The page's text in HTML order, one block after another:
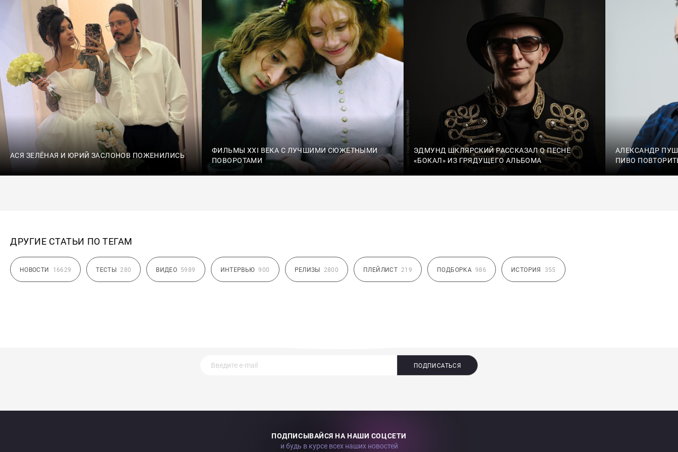
АСЯ ЗЕЛЁНАЯ И ЮРИЙ ЗАСЛОНОВ ПОЖЕНИЛИСЬ
ФИЛЬМЫ XXI ВЕКА С ЛУЧШИМИ СЮЖЕТНЫМИ
ПОВОРОТАМИ
ЭДМУНД ШКЛЯРСКИЙ РАССКАЗАЛ О ПЕСНЕ
«БОКАЛ» ИЗ ГРЯДУЩЕГО АЛЬБОМА
АЛЕКСАНДР
ПИВО
ДРУГИЕ СТАТЬИ ПО ТЕГАМ
НОВОСТИ 16629 ТЕСТЫ 280 ВИДЕО 5989 ИНТЕРВЬЮ 900 РЕЛИЗЫ 2800 ПЛЕЙЛИСТ 219 ПОДБОРКА 986 ИСТОРИЯ 355
ПОДПИСАТЬСЯ
ПОДПИСЫВАЙСЯ НА НАШИ СОЦСЕТИ
и будь в курсе всех наших новостей